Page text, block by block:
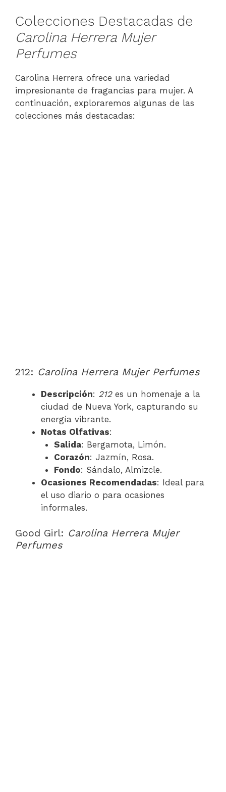
Colecciones Destacadas de
Carolina Herrera Mujer
Perfumes
Carolina Herrera ofrece una variedad
impresionante de fragancias para mujer. A
continuación, exploraremos algunas de las
colecciones más destacadas:
212: Carolina Herrera Mujer Perfumes
Descripción: 212es un homenaje a la
ciudad de Nueva York, capturando su
energía vibrante.
Notas Olfativas:
Salida: Bergamota, Limón.
Corazón: Jazmín, Rosa.
Fondo: Sándalo, Almizcle.
Ocasiones Recomendadas: Ideal para
el uso diario o para ocasiones
informales.
Good Girl: Carolina Herrera Mujer
Perfumes